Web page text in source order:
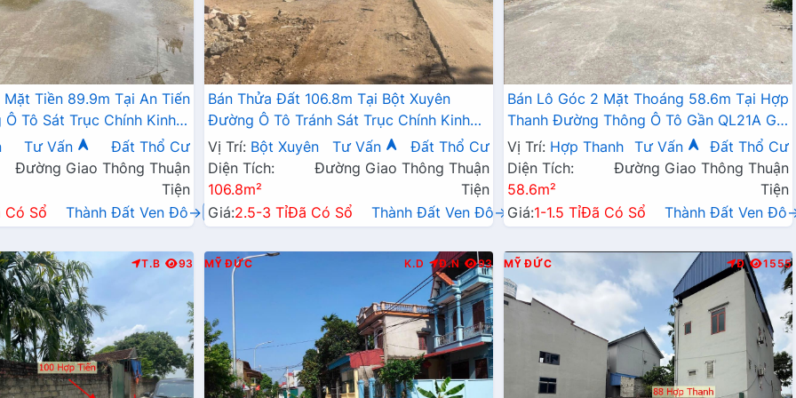
Mặt Tiền 89.9m Tại An Tiến
Tô Sát Trục Chính Kinh
Giá Chỉ Hơn Tỷ
Tư Vấn
Đất Thổ Cư
Đường Giao Thông Thuận
Tiện
Có Sổ Thành Đất Ven Đô→
Bán Thửa Đất 106.8m Tại Bột Xuyên
Đường Ô Tô Tránh Sát Trục Chính Kinh
Doanh Liên Xã
Vị Trí: Bột Xuyên Tư Vấn
Đất Thổ Cư
Diện Tích:
106.8m²
Đường Giao Thông Thuận
Tiện
Giá:2.5-3 TỉĐã Có Sổ Thành Đất Ven Đô→
Bán Lô Góc 2 Mặt Thoáng 58.6m Tại Hợp
Thanh Đường Thông Ô Tô Gần QL21A Giá
Chỉ Hơn Tỷ
Vị Trí: Hợp Thanh Tư Vấn
Đất Thổ Cư
Diện Tích:
58.6m²
Đường Giao Thông Thuận
Tiện
Giá:1-1.5 TỉĐã Có Sổ Thành Đất Ven
T.B 93 MỸ ĐỨC K.D Đ.N 93 MỸ ĐỨC Đ 1555